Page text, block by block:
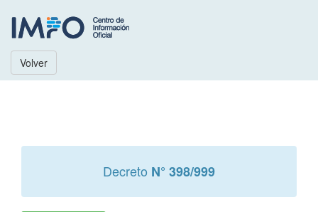
Volver
Decreto N° 398/999